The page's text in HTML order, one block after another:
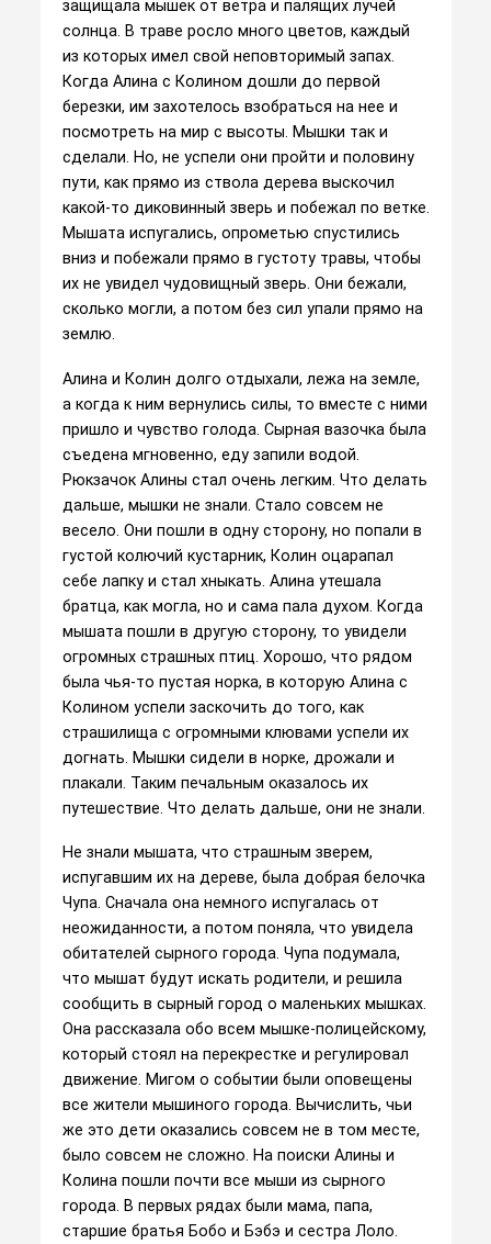
защищала мышек от ветра и палящих лучей
солнца. В траве росло много цветов, каждый
из которых имел свой неповторимый запах.
Когда Алина с Колином дошли до первой
березки, им захотелось взобраться на нее и
посмотреть на мир с высоты. Мышки так и
сделали. Но, не успели они пройти и половину
пути, как прямо из ствола дерева выскочил
какой-то диковинный зверь и побежал по ветке.
Мышата испугались, опрометью спустились
вниз и побежали прямо в густоту травы, чтобы
их не увидел чудовищный зверь. Они бежали,
сколько могли, а потом без сил упали прямо на
землю.
Алина и Колин долго отдыхали, лежа на земле,
а когда к ним вернулись силы, то вместе с ними
пришло и чувство голода. Сырная вазочка была
съедена мгновенно, еду запили водой.
Рюкзачок Алины стал очень легким. Что делать
дальше, мышки не знали. Стало совсем не
весело. Они пошли в одну сторону, но попали в
густой колючий кустарник, Колин оцарапал
себе лапку и стал хныкать. Алина утешала
братца, как могла, но и сама пала духом. Когда
мышата пошли в другую сторону, то увидели
огромных страшных птиц. Хорошо, что рядом
была чья-то пустая норка, в которую Алина с
Колином успели заскочить до того, как
страшилища с огромными клювами успели их
догнать. Мышки сидели в норке, дрожали и
плакали. Таким печальным оказалось их
путешествие. Что делать дальше, они не знали.
Не знали мышата, что страшным зверем,
испугавшим их на дереве, была добрая белочка
Чупа. Сначала она немного испугалась от
неожиданности, а потом поняла, что увидела
обитателей сырного города. Чупа подумала,
что мышат будут искать родители, и решила
сообщить в сырный город о маленьких мышках.
Она рассказала обо всем мышке-полицейскому,
который стоял на перекрестке и регулировал
движение. Мигом о событии были оповещены
все жители мышиного города. Вычислить, чьи
же это дети оказались совсем не в том месте,
было совсем не сложно. На поиски Алины и
Колина пошли почти все мыши из сырного
города. В первых рядах были мама, папа,
старшие братья Бобо и Бэбэ и сестра Лоло.